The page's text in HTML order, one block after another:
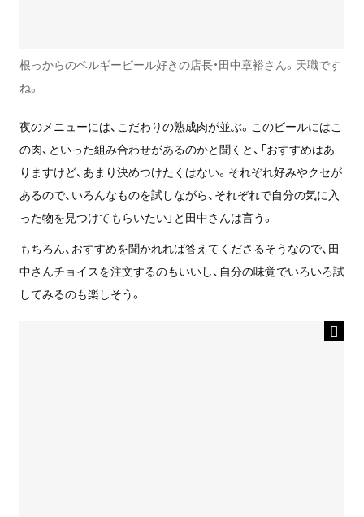
根っからのベルギービール好きの店長・田中章裕さん。天職です
ね。
夜のメニューには、こだわりの熟成肉が並ぶ。このビールにはこ
の肉、といった組み合わせがあるのかと聞くと、「おすすめはあ
りますけど、あまり決めつけたくはない。それぞれ好みやクセが
あるので、いろんなものを試しながら、それぞれで自分の気に入
った物を見つけてもらいたい」と田中さんは言う。
もちろん、おすすめを聞かれれば答えてくださるそうなので、田
中さんチョイスを注文するのもいいし、自分の味覚でいろいろ試
してみるのも楽しそう。